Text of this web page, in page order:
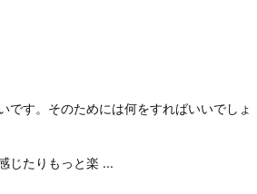
です。そのためには何をすればいいでしょ
じたりもっと楽 ...